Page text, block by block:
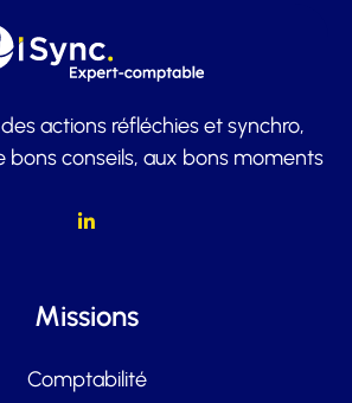
actions réfléchies et synchro,
conseils, aux bons moments
Missions
Comptabilité